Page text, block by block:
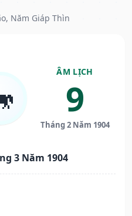
Năm Giáp Thìn
ÂM LỊCH
9
Tháng 2 Năm 1904
3 Năm 1904